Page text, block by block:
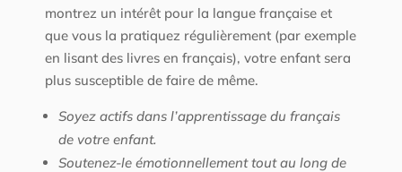
montrez un intérêt pour la langue française et
que vous la pratiquez régulièrement (par exemple
en lisant des livres en français), votre enfant sera
plus susceptible de faire de même.
Soyez actifs dans l’apprentissage du français
de votre enfant.
Soutenez-le émotionnellement tout au long de